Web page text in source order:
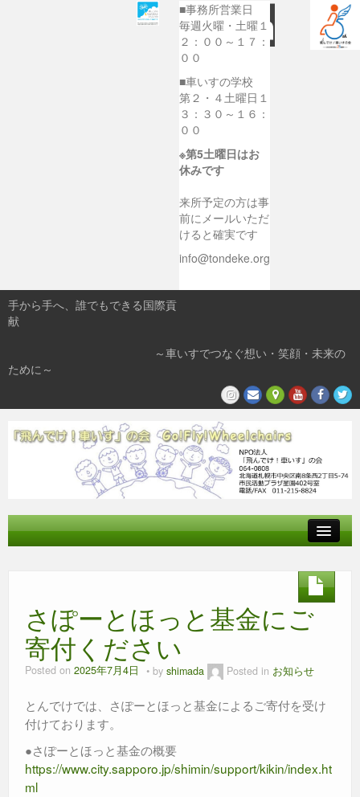
■事務所営業日
毎週火曜・土曜１
２：００～１７：
００
■車いすの学校
第２・４土曜日１
３：３０～１６：
００
※第5土曜日はお
休みです
来所予定の方は事
前にメールいただ
けると確実です
info@tondeke.org
手から手へ、誰でもできる国際貢
献
～車いすでつなぐ想い・笑顔・未来の
ために～
私たちの活動
さぽーとほっと基金にご
寄付ください
Posted on 2025年7月4日 by shimada Posted in お知らせ
とんでけでは、さぽーとほっと基金によるご寄付を受け
付けております。
●さぽーとほっと基金の概要
https://www.city.sapporo.jp/shimin/support/kikin/index.ht
ml